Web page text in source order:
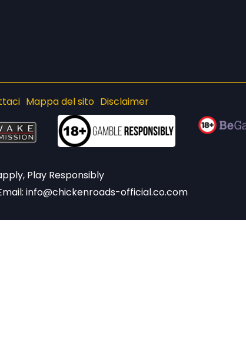
Mappa del sito Disclaimer
Play Responsibly
info@chickenroads-official.co.com